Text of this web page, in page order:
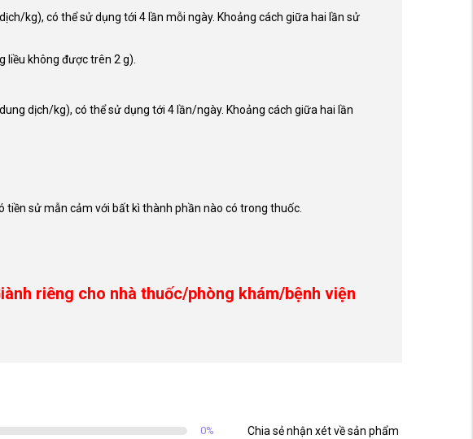
kg), có thể sử dụng tới 4 lần mỗi ngày. Khoảng cách giữa hai lần sử
liều không được trên 2 g).
dịch/kg), có thể sử dụng tới 4 lần/ngày. Khoảng cách giữa hai lần
sử mẫn cảm với bất kì thành phần nào có trong thuốc.
riêng cho nhà thuốc/phòng khám/bệnh viện
0%
Chia sẻ nhận xét về sản phẩm